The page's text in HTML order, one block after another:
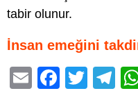
tabir olunur.
İnsan emeğini
E
F
T
T